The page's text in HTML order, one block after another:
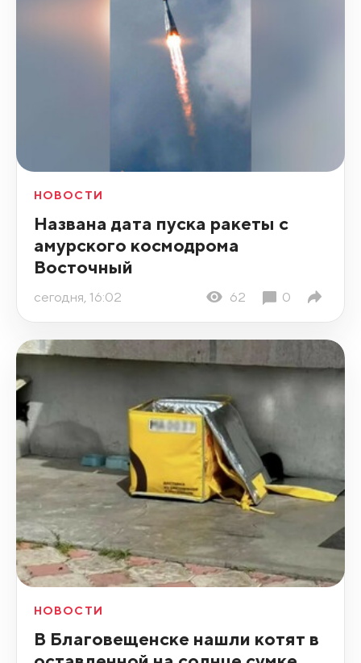
НОВОСТИ
Названа дата пуска ракеты с
амурского космодрома
Восточный
сегодня, 16:02 62 0
НОВОСТИ
В Благовещенске нашли котят в